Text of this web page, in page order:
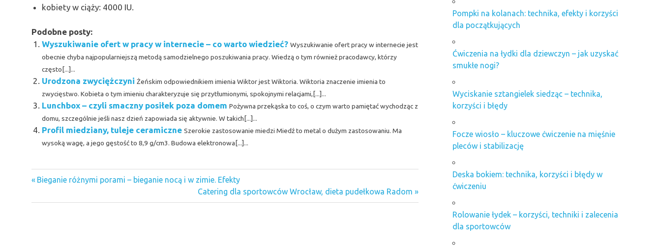
kobiety w ciąży: 4000 IU.
Podobne posty:
Wyszukiwanie ofert w pracy w internecie – co warto wiedzieć? Wyszukiwanie ofert pracy w internecie jest
obecnie chyba najpopularniejszą metodą samodzielnego poszukiwania pracy. Wiedzą o tym również pracodawcy, którzy
często[...]...
Urodzona zwyciężczyni Żeńskim odpowiednikiem imienia Wiktor jest Wiktoria. Wiktoria znaczenie imienia to
zwycięstwo. Kobieta o tym imieniu charakteryzuje się przytłumionymi, spokojnymi relacjami,[...]...
Lunchbox – czyli smaczny posiłek poza domem Pożywna przekąska to coś, o czym warto pamiętać wychodząc z
domu, szczególnie jeśli nasz dzień zapowiada się aktywnie. W takich[...]...
Profil miedziany, tuleje ceramiczne Szerokie zastosowanie miedzi Miedź to metal o dużym zastosowaniu. Ma
wysoką wagę, a jego gęstość to 8,9 g/cm3. Budowa elektronowa[...]...
dieta
Nawigacja
wpisu
Previous
Bieganie różnymi porami – bieganie nocą i w zimie. Efekty
Next
Post:
Catering dla sportowców Wrocław, dieta pudełkowa Radom
Pompki na kolanach: technika, efekty i korzyści
dla początkujących
Ćwiczenia na łydki dla dziewczyn – jak uzyskać
smukłe nogi?
Wyciskanie sztangielek siedząc – technika,
korzyści i błędy
Focze wiosło – kluczowe ćwiczenie na mięśnie
pleców i stabilizację
Deska bokiem: technika, korzyści i błędy w
ćwiczeniu
Rolowanie łydek – korzyści, techniki i zalecenia
dla sportowców